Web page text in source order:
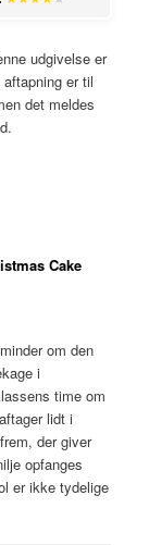
udgivelse er
er til
det meldes
Cake
om den
i
time om
lidt i
der giver
opfanges
er ikke tydelige